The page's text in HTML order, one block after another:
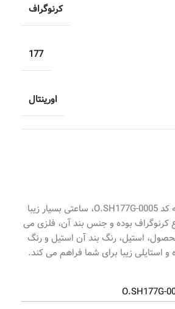
ساعت اورینتال مردانه کد O.SH177G-0005، ساعتی بسیار زیبا
177، از نوع کرنوگراف بوده و جنس بند آن، فلزی می
استیل، رنگ بند آن استیل و رنگ
زیبا برای شما فراهم می کند.
O.SH177G-
کرنوگراف
177
اورینتال